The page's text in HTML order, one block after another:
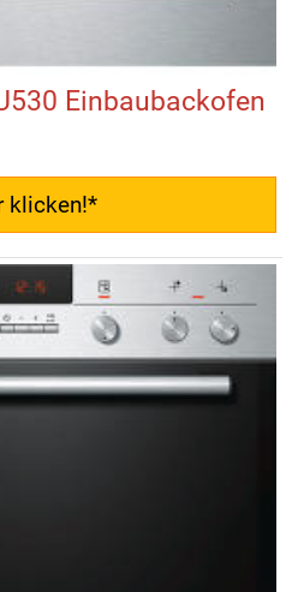
Einbaubackofen
klicken!*